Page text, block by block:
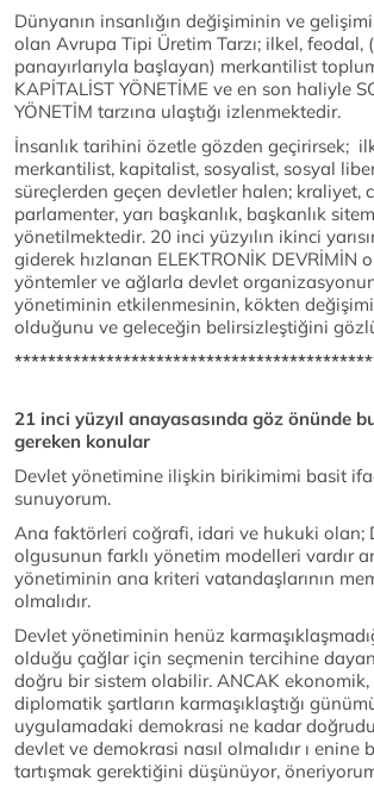
Dünyanın insanlığın değişiminin ve
olan Avrupa Tipi Üretim Tarzı; ilkel, feodal,
panayırlarıyla başlayan) merkantilist
KAPİTALİST YÖNETİME ve en son haliyle
YÖNETİM tarzına ulaştığı izlenmektedir.
İnsanlık tarihini özetle gözden geçirirsek;
merkantilist, kapitalist, sosyalist, sosyal
süreçlerden geçen devletler halen; kraliyet,
parlamenter, yarı başkanlık, başkanlık
yönetilmektedir. 20 inci yüzyılın ikinci
giderek hızlanan ELEKTRONİK DEVRİMİN
yöntemler ve ağlarla devlet
yönetiminin etkilenmesinin, kökten
olduğunu ve geleceğin belirsizleştiğini
21 inci yüzyıl anayasasında göz önünde
gereken konular
Devlet yönetimine ilişkin birikimimi basit
sunuyorum.
Ana faktörleri coğrafi, idari ve hukuki olan;
olgusunun farklı yönetim modelleri vardır
yönetiminin ana kriteri vatandaşlarının
olmalıdır.
Devlet yönetiminin henüz
olduğu çağlar için seçmenin tercihine
doğru bir sistem olabilir. ANCAK
diplomatik şartların karmaşıklaştığı
uygulamadaki demokrasi ne kadar
devlet ve demokrasi nasıl olmalıdır ı enine
tartışmak gerektiğini düşünüyor,